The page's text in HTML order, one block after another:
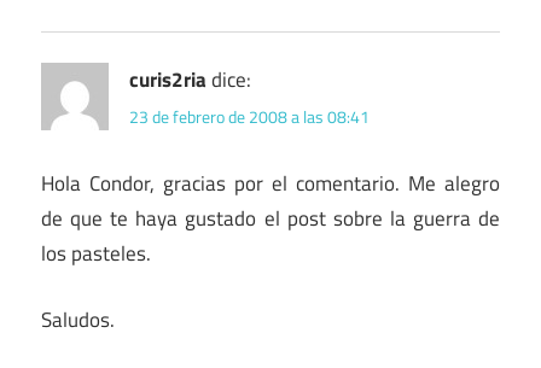
curis2riadice:
23 de febrero de 2008 a las 08:41
Hola Condor, gracias por el comentario. Me alegro
de que te haya gustado el post sobre la guerra de
los pasteles.
Saludos.